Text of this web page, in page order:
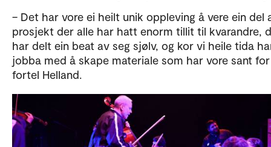
– Det har vore ei heilt unik oppleving å vere ein del
prosjekt der alle har hatt enorm tillit til kvarandre,
har delt ein beat av seg sjølv, og kor vi heile tida
jobba med å skape materiale som har vore sant
fortel Helland.